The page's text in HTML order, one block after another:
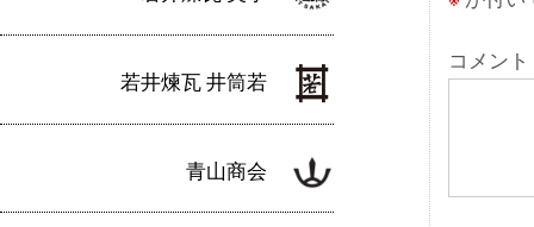
若井煉瓦 井筒若
青山商会
シ
ョ
ン
コメント